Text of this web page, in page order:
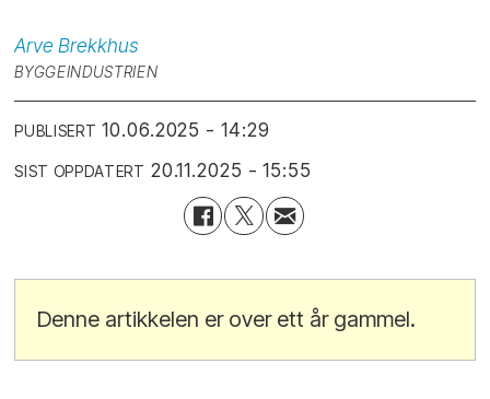
Arve Brekkhus
BYGGEINDUSTRIEN
PUBLISERT 10.06.2025 - 14:29
SIST OPPDATERT 20.11.2025 - 15:55
Denne artikkelen er over ett år gammel.